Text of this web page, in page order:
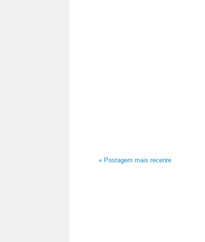
« Postagem mais recente